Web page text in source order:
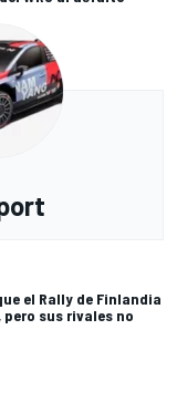
el Rally de Finlandia
sus rivales no